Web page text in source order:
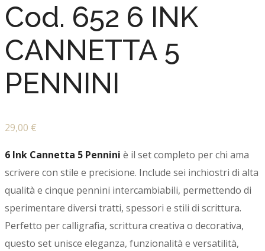
Cod. 652 6 INK
CANNETTA 5
PENNINI
29,00 €
6 Ink Cannetta 5 Pennini è il set completo per chi ama
scrivere con stile e precisione. Include sei inchiostri di alta
qualità e cinque pennini intercambiabili, permettendo di
sperimentare diversi tratti, spessori e stili di scrittura.
Perfetto per calligrafia, scrittura creativa o decorativa,
questo set unisce eleganza, funzionalità e versatilità,